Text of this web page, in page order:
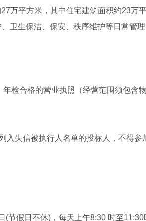
万平方米，其中住宅建筑面积约23万
卫生保洁、保安、秩序维护等日常管理
检合格的营业执照（经营范围须包含
入失信被执行人名单的投标人，不得参
(节假日不休)，每天上午8:30 时至11:30